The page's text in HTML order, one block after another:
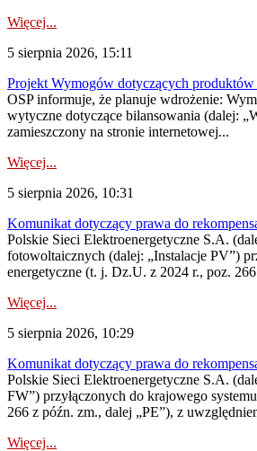
Więcej...
5 sierpnia 2026, 15:11
Projekt Wymogów dotyczących produktów
OSP informuje, że planuje wdrożenie:
wytyczne dotyczące bilansowania (dalej:
zamieszczony na stronie internetowej...
Więcej...
5 sierpnia 2026, 10:31
Komunikat dotyczący prawa do
Polskie Sieci Elektroenergetyczne S.A.
fotowoltaicznych (dalej: „Instalacje PV”)
energetyczne (t. j. Dz.U. z 2024 r., poz.
Więcej...
5 sierpnia 2026, 10:29
Komunikat dotyczący prawa do
Polskie Sieci Elektroenergetyczne S.A.
FW”) przyłączonych do krajowego
266 z późn. zm., dalej „PE”), z
Więcej...